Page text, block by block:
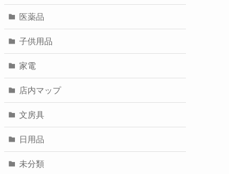
医薬品
子供用品
家電
店内マップ
文房具
日用品
未分類